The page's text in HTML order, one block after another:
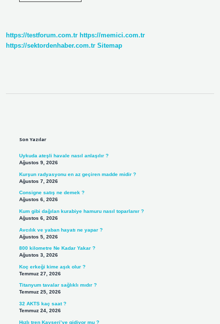
https://testforum.com.tr https://memici.com.tr
https://sektordenhaber.com.tr Sitemap
Son Yazılar
Uykuda ateşli havale nasıl anlaşılır ?
Ağustos 9, 2026
Kurşun radyasyonu en az geçiren madde midir ?
Ağustos 7, 2026
Consigne satış ne demek ?
Ağustos 6, 2026
Kum gibi dağılan kurabiye hamuru nasıl toparlanır ?
Ağustos 6, 2026
Avcılık ve yaban hayatı ne yapar ?
Ağustos 5, 2026
800 kilometre Ne Kadar Yakar ?
Ağustos 3, 2026
Koç erkeği kime aşık olur ?
Temmuz 27, 2026
Titanyum tavalar sağlıklı mıdır ?
Temmuz 25, 2026
32 AKTS kaç saat ?
Temmuz 24, 2026
Hızlı tren Kayseri’ye gidiyor mu ?